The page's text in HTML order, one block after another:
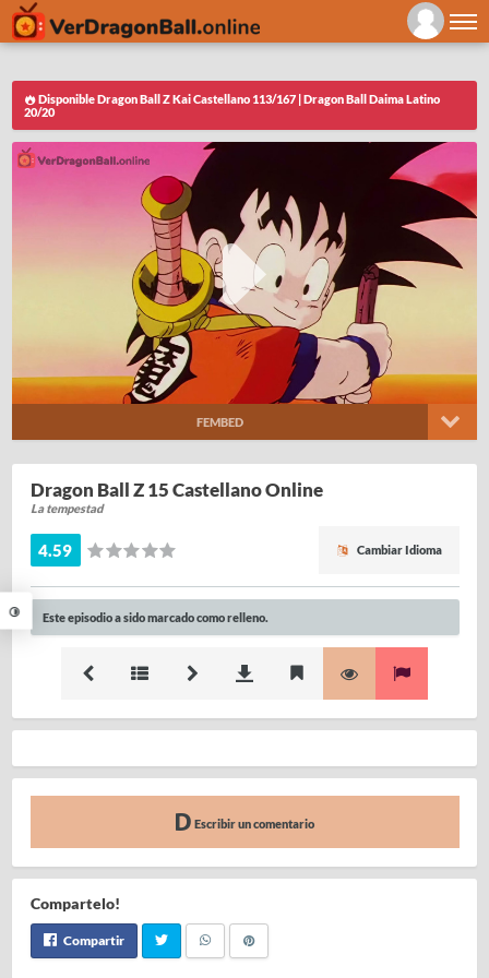
Disponible Dragon Ball Z Kai Castellano 113/167 | Dragon Ball Daima Latino
20/20
FEMBED
Dragon Ball Z 15 Castellano Online
La tempestad
4.59 Cambiar Idioma
Este episodio a sido marcado como relleno.
Escribir un comentario
Compartelo!
Compartir